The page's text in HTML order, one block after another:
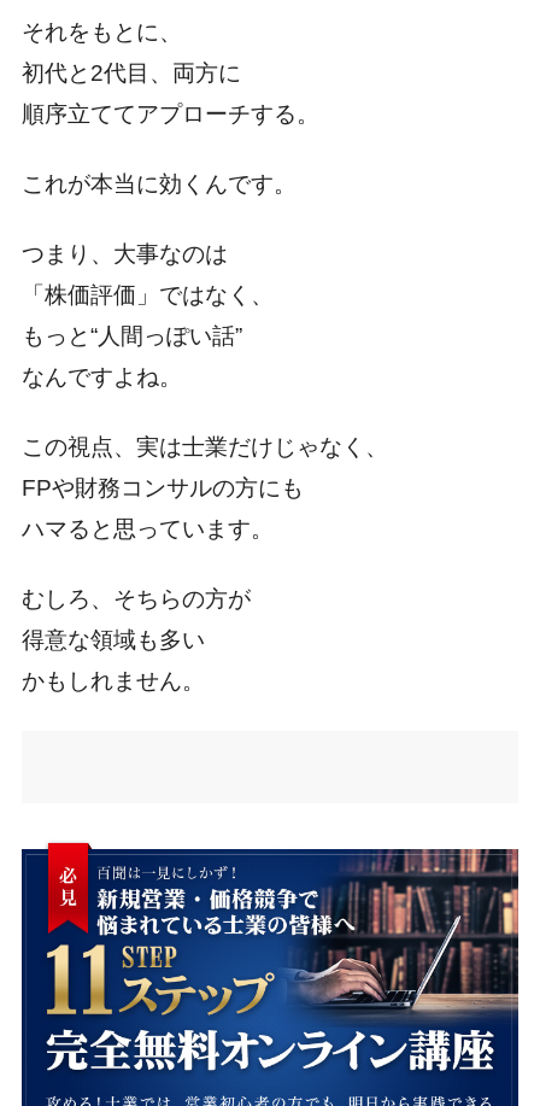
それをもとに、
初代と2代目、両方に
順序立ててアプローチする。
これが本当に効くんです。
つまり、大事なのは
「株価評価」ではなく、
もっと“人間っぽい話”
なんですよね。
この視点、実は士業だけじゃなく、
FPや財務コンサルの方にも
ハマると思っています。
むしろ、そちらの方が
得意な領域も多い
かもしれません。